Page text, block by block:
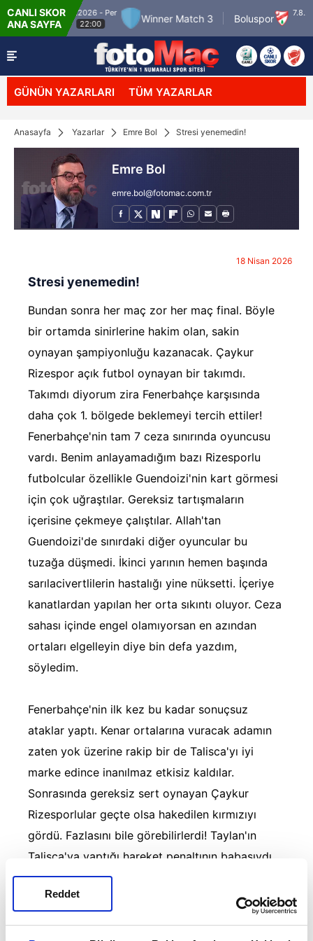
Reddet
CANLI SKOR
ANA SAYFA
2
6.8.2026 - Per
22:00
Winner Match 3 Boluspor
GÜNÜN YAZARLARI TÜM YAZARLAR
Anasayfa Yazarlar Emre Bol Stresi yenemedin!
Emre Bol
emre.bol@fotomac.com.tr
18 Nisan 2026
Stresi yenemedin!
Bundan sonra her maç zor her maç final. Böyle
bir ortamda sinirlerine hakim olan, sakin
oynayan şampiyonluğu kazanacak. Çaykur
Rizespor açık futbol oynayan bir takımdı.
Takımdı diyorum zira Fenerbahçe karşısında
daha çok 1. bölgede beklemeyi tercih ettiler!
Fenerbahçe'nin tam 7 ceza sınırında oyuncusu
vardı. Benim anlayamadığım bazı Rizesporlu
futbolcular özellikle Guendoizi'nin kart görmesi
için çok uğraştılar. Gereksiz tartışmaların
içerisine çekmeye çalıştılar. Allah'tan
Guendoizi'de sınırdaki diğer oyuncular bu
tuzağa düşmedi. İkinci yarının hemen başında
sarılacivertlilerin hastalığı yine nüksetti. İçeriye
kanatlardan yapılan her orta sıkıntı oluyor. Ceza
sahası içinde engel olamıyorsan en azından
ortaları elgelleyin diye bin defa yazdım,
söyledim.
Fenerbahçe'nin ilk kez bu kadar sonuçsuz
ataklar yaptı. Kenar ortalarına vuracak adamın
zaten yok üzerine rakip bir de Talisca'yı iyi
marke edince inanılmaz etkisiz kaldılar.
Sonrasında gereksiz sert oynayan Çaykur
Rizesporlular geçte olsa hakedilen kırmızıyı
gördü. Fazlasını bile görebilirlerdi! Taylan'ın
Talisca'ya yaptığı hareket penaltının babasıydı.
Stres gerçekten çok kötü bir şey… İnsan
yapabileceği yapamayacak hale geliyor. 10 kişi